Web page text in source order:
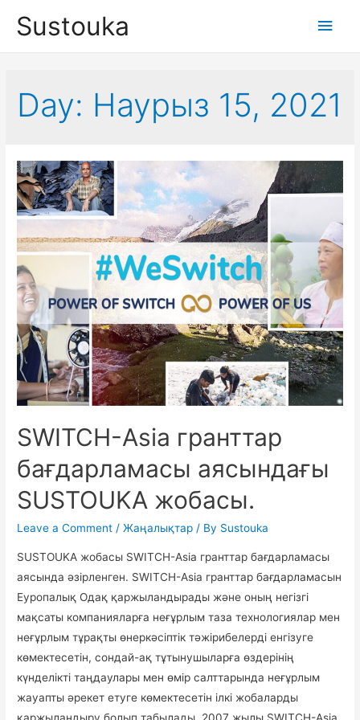
Sustouka
Main
Day: Наурыз 15, 2021
SWITCH-Asia гранттар
бағдарламасы аясындағы
SUSTOUKA жобасы.
Leave a Comment /Жаңалықтар / By Sustouka
SUSTOUKA жобасы SWITCH-Asia гранттар бағдарламасы
аясында әзірленген. SWITCH-Asia гранттар бағдарламасын
Еуропалық Одақ қаржыландырады және оның негізгі
мақсаты компанияларға неғұрлым таза технологиялар мен
неғұрлым тұрақты өнеркәсіптік тәжірибелерді енгізуге
көмектесетін, сондай-ақ тұтынушыларға өздерінің
күнделікті таңдаулары мен өмір салттарында неғұрлым
жауапты әрекет етуге көмектесетін ілкі жобаларды